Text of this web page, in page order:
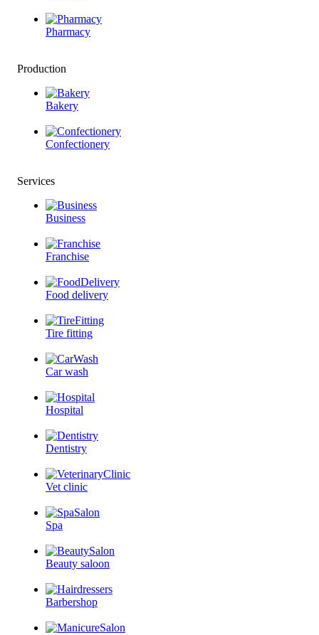
Pharmacy
Production
Bakery
Confectionery
Services
Business
Franchise
Food delivery
Tire fitting
Car wash
Hospital
Dentistry
Vet clinic
Spa
Beauty saloon
Barbershop